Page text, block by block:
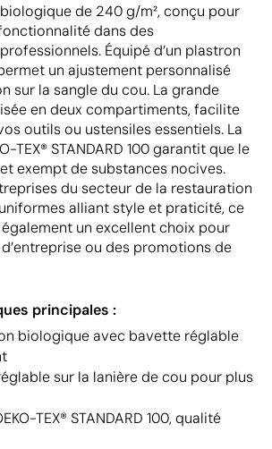
de 240 g/m², conçu pour
dans des
Équipé d’un plastron
un ajustement personnalisé
sur la sangle du cou. La grande
en deux compartiments, facilite
outils ou ustensiles essentiels. La
TEX® STANDARD 100 garantit que le
exempt de substances nocives.
du secteur de la restauration
alliant style et praticité, ce
un excellent choix pour
ou des promotions de
principales :
biologique avec bavette réglable
sur la lanière de cou pour plus
TEX® STANDARD 100, qualité